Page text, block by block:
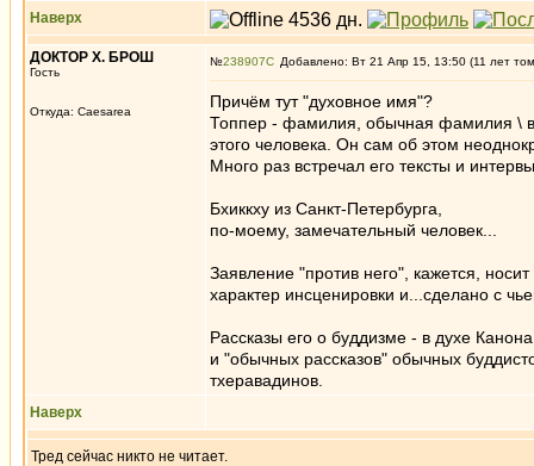
Наверх
ДОКТОР Х. БРОШ
Гость
Откуда: Caesarea
№238907 Добавлено: Вт 21 Апр 15, 13:50 (11 лет
Причём тут "духовное имя"?
Топпер - фамилия, обычная фамилия \
этого человека. Он сам об этом
Много раз встречал его тексты и
Бхиккху из Санкт-Петербурга,
по-моему, замечательный человек...
Заявление "против него", кажется, носит
характер инсценировки и...сделано с
Рассказы его о буддизме - в духе Канона
и "обычных рассказов" обычных
тхеравадинов.
Наверх
Тред сейчас никто не читает.